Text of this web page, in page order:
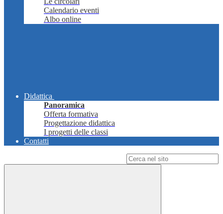
Calendario eventi
Albo online
Didattica
Panoramica
Offerta formativa
Progettazione didattica
I progetti delle classi
Contatti